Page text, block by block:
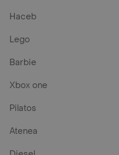
Haceb
Lego
Barbie
Xbox one
Pilatos
Atenea